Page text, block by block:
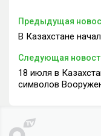
Предыдущая
В Казахстане
Следующая
18 июля в
символов